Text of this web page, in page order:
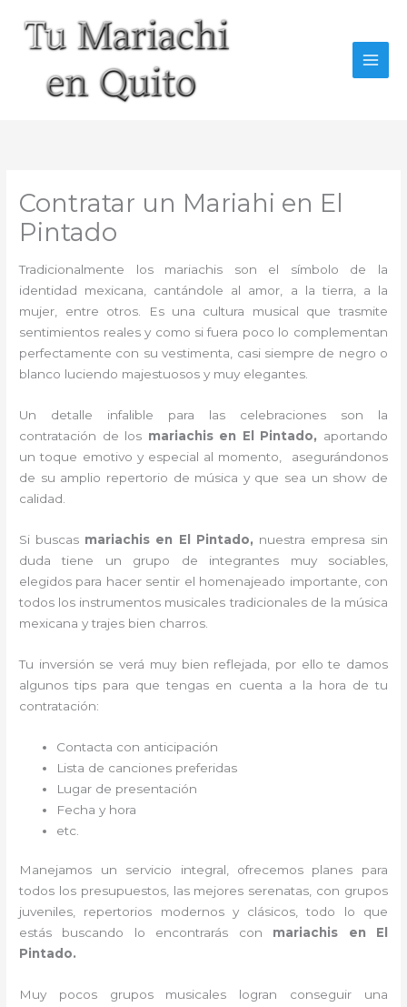
contenido
Contratar un Mariahi en El
Pintado
Tradicionalmente los mariachis son el símbolo de la
identidad mexicana, cantándole al amor, a la tierra, a la
mujer, entre otros. Es una cultura musical que trasmite
sentimientos reales y como si fuera poco lo complementan
perfectamente con su vestimenta, casi siempre de negro o
blanco luciendo majestuosos y muy elegantes.
Un detalle infalible para las celebraciones son la
contratación de los mariachis en El Pintado, aportando
un toque emotivo y especial al momento, asegurándonos
de su amplio repertorio de música y que sea un show de
calidad.
Si buscas mariachis en El Pintado, nuestra empresa sin
duda tiene un grupo de integrantes muy sociables,
elegidos para hacer sentir el homenajeado importante, con
todos los instrumentos musicales tradicionales de la música
mexicana y trajes bien charros.
Tu inversión se verá muy bien reflejada, por ello te damos
algunos tips para que tengas en cuenta a la hora de tu
contratación:
Contacta con anticipación
Lista de canciones preferidas
Lugar de presentación
Fecha y hora
etc.
Manejamos un servicio integral, ofrecemos planes para
todos los presupuestos, las mejores serenatas, con grupos
juveniles, repertorios modernos y clásicos, todo lo que
estás buscando lo encontrarás con mariachis en El
Pintado.
Muy pocos grupos musicales logran conseguir una